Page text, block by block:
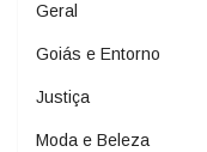
Geral
Goiás e Entorno
Justiça
Moda e Beleza